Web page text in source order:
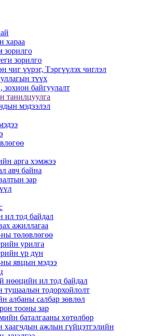
хараа
зорилго
зорилго
чиг үүрэг, Тэргүүлэх чиглэл
түүх
зохион байгуулалт
танилцуулга
мэдээлэл
арга хэмжээ
авч байна
зар
ил тод байдал
ажиллагаа
төлөвлөгөө
урилга
үр дүн
явцын мэдээ
нөөцийн ил тод байдал
тушаалын тодорхойлолт
албаны салбар зөвлөл
тооны зар
баталгааны хөтөлбөр
хаагчдын ажлын гүйцэтгэлийн